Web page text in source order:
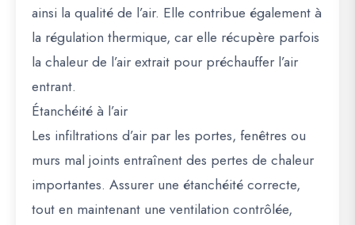
ainsi la qualité de l’air. Elle contribue également à
la régulation thermique, car elle récupère parfois
la chaleur de l’air extrait pour préchauffer l’air
entrant.
Étanchéité à l’air
Les infiltrations d’air par les portes, fenêtres ou
murs mal joints entraînent des pertes de chaleur
importantes. Assurer une étanchéité correcte,
tout en maintenant une ventilation contrôlée,